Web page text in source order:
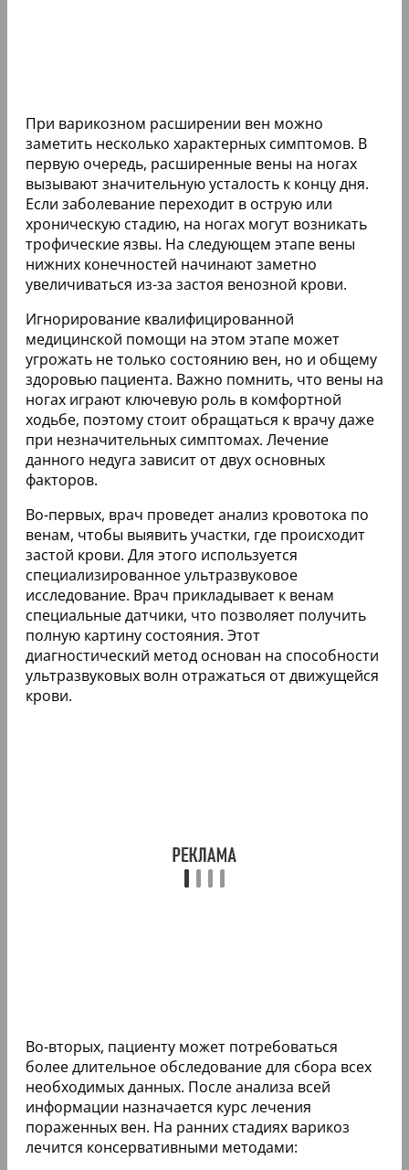
При варикозном расширении вен можно
заметить несколько характерных симптомов. В
первую очередь, расширенные вены на ногах
вызывают значительную усталость к концу дня.
Если заболевание переходит в острую или
хроническую стадию, на ногах могут возникать
трофические язвы. На следующем этапе вены
нижних конечностей начинают заметно
увеличиваться из-за застоя венозной крови.
Игнорирование квалифицированной
медицинской помощи на этом этапе может
угрожать не только состоянию вен, но и общему
здоровью пациента. Важно помнить, что вены на
ногах играют ключевую роль в комфортной
ходьбе, поэтому стоит обращаться к врачу даже
при незначительных симптомах. Лечение
данного недуга зависит от двух основных
факторов.
Во-первых, врач проведет анализ кровотока по
венам, чтобы выявить участки, где происходит
застой крови. Для этого используется
специализированное ультразвуковое
исследование. Врач прикладывает к венам
специальные датчики, что позволяет получить
полную картину состояния. Этот
диагностический метод основан на способности
ультразвуковых волн отражаться от движущейся
крови.
Во-вторых, пациенту может потребоваться
более длительное обследование для сбора всех
необходимых данных. После анализа всей
информации назначается курс лечения
пораженных вен. На ранних стадиях варикоз
лечится консервативными методами: